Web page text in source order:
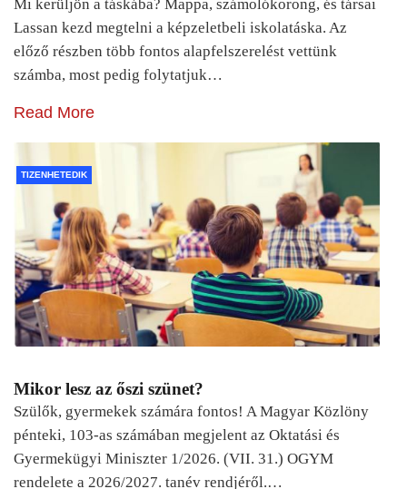
Mi kerüljön a táskába? Mappa, számolókorong, és társai
Lassan kezd megtelni a képzeletbeli iskolatáska. Az
előző részben több fontos alapfelszerelést vettünk
számba, most pedig folytatjuk…
Read More
TIZENHETEDIK
Mikor lesz az őszi szünet?
Szülők, gyermekek számára fontos! A Magyar Közlöny
pénteki, 103-as számában megjelent az Oktatási és
Gyermekügyi Miniszter 1/2026. (VII. 31.) OGYM
rendelete a 2026/2027. tanév rendjéről.…